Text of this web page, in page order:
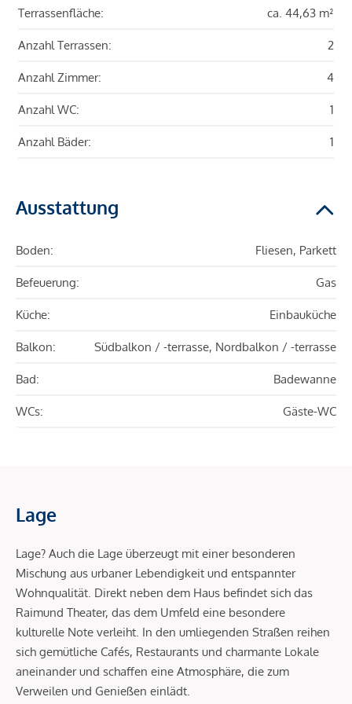
Terrassenfläche: ca. 44,63 m²
Anzahl Terrassen: 2
Anzahl Zimmer: 4
Anzahl WC: 1
Anzahl Bäder: 1
Ausstattung
Boden: Fliesen, Parkett
Befeuerung: Gas
Küche: Einbauküche
Balkon: Südbalkon / -terrasse, Nordbalkon / -terrasse
Bad: Badewanne
WCs: Gäste-WC
Lage
Lage? Auch die Lage überzeugt mit einer besonderen
Mischung aus urbaner Lebendigkeit und entspannter
Wohnqualität. Direkt neben dem Haus befindet sich das
Raimund Theater, das dem Umfeld eine besondere
kulturelle Note verleiht. In den umliegenden Straßen reihen
sich gemütliche Cafés, Restaurants und charmante Lokale
aneinander und schaffen eine Atmosphäre, die zum
Verweilen und Genießen einlädt.